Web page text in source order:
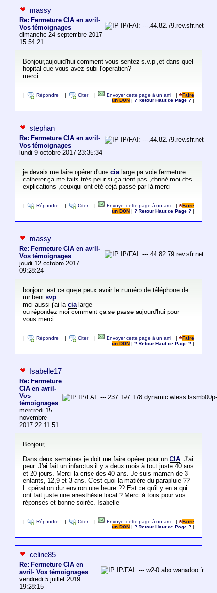
massy
Re: Fermeture CIA en avril-
Vos témoignages
dimanche 24 septembre 2017
15:54:21
IP/FAI: ---.44.82.79.rev.sfr.net
Bonjour,aujourd'hui comment vous sentez s.v.p ,et dans quel
hopital que vous avez subi l'operation?
merci
Répondre Citer Envoyer cette page à un ami |
Faire
un DON
|? Retour Haut de Page ?
stephan
Re: Fermeture CIA en avril-
Vos témoignages
lundi 9 octobre 2017 23:35:34
IP/FAI: ---.44.82.79.rev.sfr.net
je devais me faire opérer d'une cialarge pa voie fermeture
catherer ça me faits très peur si ça tient pas ,donné moi des
explications ,ceuxqui ont été déjà passé par là merci
Répondre Citer Envoyer cette page à un ami |
Faire
un DON
|? Retour Haut de Page ?
massy
Re: Fermeture CIA en avril-
Vos témoignages
jeudi 12 octobre 2017
09:28:24
IP/FAI: ---.44.82.79.rev.sfr.net
bonjour ,est ce queje peux avoir le numéro de téléphone de
mr beni svp
moi aussi j'ai la cialarge
ou répondez moi comment ça se passe aujourd'hui pour
vous merci
Répondre Citer Envoyer cette page à un ami |
Faire
un DON
|? Retour Haut de Page ?
Isabelle17
Re: Fermeture
CIA en avril-
Vos
témoignages
mercredi 15
novembre
2017 22:11:51
IP/FAI: ---
Bonjour,
Dans deux semaines je doit me faire opérer pour un CIA. J'ai
peur. J'ai fait un infarctus il y a deux mois à tout juste 40 ans
et 20 jours. Merci la crise des 40 ans. Je suis maman de 3
enfants, 12,9 et 3 ans. C'est quoi la matière du parapluie ??
L opération dur environ une heure ?? Est ce qu'il y en a qui
ont fait juste une anesthésie local ? Merci à tous pour vos
réponses et bonne soirée. Isabelle
Répondre Citer Envoyer cette page à un ami |
Faire
un DON
|? Retour Haut de Page ?
celine85
Re: Fermeture CIA en
avril- Vos témoignages
vendredi 5 juillet 2019
19:28:15
IP/FAI: ---.w2-0.abo.wanadoo.fr